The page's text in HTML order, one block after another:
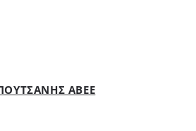
ΑΒΕΕ